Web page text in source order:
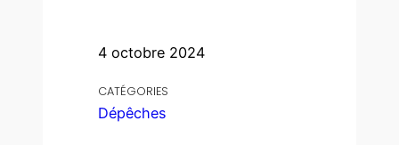
4 octobre 2024
CATÉGORIES
Dépêches